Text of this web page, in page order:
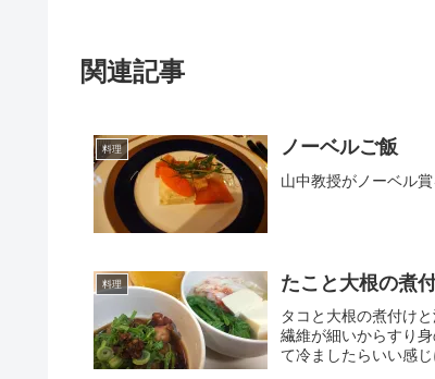
関連記事
料理 ノーベルご飯
山中教授がノーベル
料理 たこと大根の煮
タコと大根の煮付け
繊維が細いからすり
て冷ましたらいい感じ